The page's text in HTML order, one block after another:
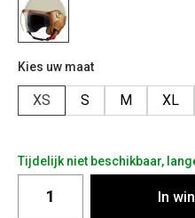
Kies uw maat
XS S M XL
Tijdelijk niet beschikbaar,
In